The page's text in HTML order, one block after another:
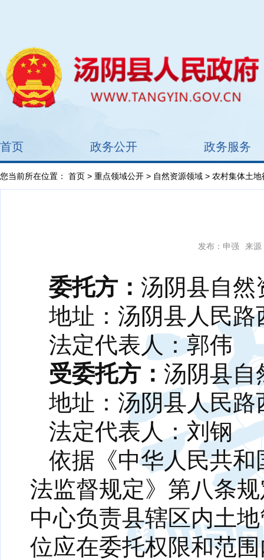
首页 政务公开 政务服务
您当前所在位置： 首页 > 重点领域公开 > 自然资源领域 > 农村集体土地
发布：申强 来源
委托方： 汤阴县自然
地址：汤阴县人民路
法定代表人：郭伟
受委托方： 汤阴县自
地址：汤阴县人民路
法定代表人：刘钢
依据《中华人民共
法监督规定》第八条
中心负责县辖区内土
位应在委托权限和范